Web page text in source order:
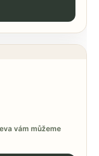
vám můžeme